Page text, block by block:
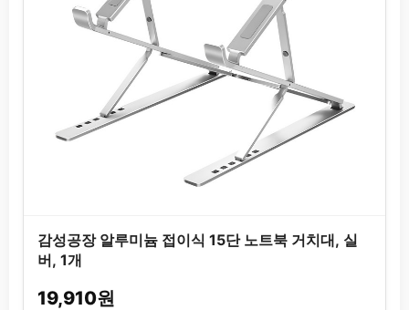
감성공장 알루미늄 접이식 15단 노트북 거치대, 실
버, 1개
19,910원